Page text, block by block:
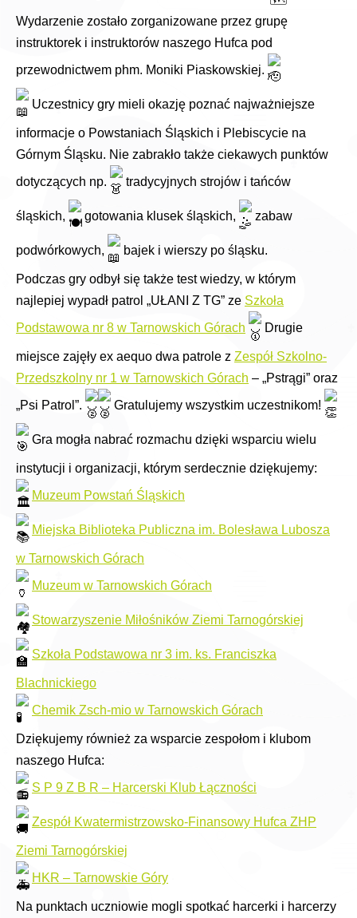
Wydarzenie zostało zorganizowane przez grupę
instruktorek i instruktorów naszego Hufca pod
przewodnictwem phm. Moniki Piaskowskiej.
Uczestnicy gry mieli okazję poznać najważniejsze
informacje o Powstaniach Śląskich i Plebiscycie na
Górnym Śląsku. Nie zabrakło także ciekawych punktów
dotyczących np.
tradycyjnych strojów i tańców
śląskich, gotowania klusek śląskich, zabaw
podwórkowych, bajek i wierszy po śląsku.
Podczas gry odbył się także test wiedzy, w którym
najlepiej wypadł patrol „UŁANI Z TG” ze Szkoła
Podstawowa nr 8 w Tarnowskich Górach
Drugie
miejsce zajęły ex aequo dwa patrole z Zespół Szkolno-
Przedszkolny nr 1 w Tarnowskich Górach – „Pstrągi” oraz
„Psi Patrol”.
Gratulujemy wszystkim uczestnikom!
Gra mogła nabrać rozmachu dzięki wsparciu wielu
instytucji i organizacji, którym serdecznie dziękujemy:
Muzeum Powstań Śląskich
Miejska Biblioteka Publiczna im. Bolesława Lubosza
w Tarnowskich Górach
Muzeum w Tarnowskich Górach
Stowarzyszenie Miłośników Ziemi Tarnogórskiej
Szkoła Podstawowa nr 3 im. ks. Franciszka
Blachnickiego
Chemik Zsch-mio w Tarnowskich Górach
Dziękujemy również za wsparcie zespołom i klubom
naszego Hufca:
S P 9 Z B R – Harcerski Klub Łączności
Zespół Kwatermistrzowsko-Finansowy Hufca ZHP
Ziemi Tarnogórskiej
HKR – Tarnowskie Góry
Na punktach uczniowie mogli spotkać harcerki i harcerzy